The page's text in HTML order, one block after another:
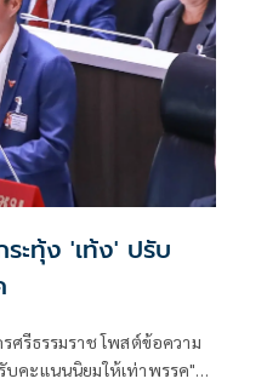
ะทุ้ง 'เท้ง' ปรับ
ศรีธรรมราช โพสต์ข้อความ
บคะแนนนิยมให้เท่าพรรค"